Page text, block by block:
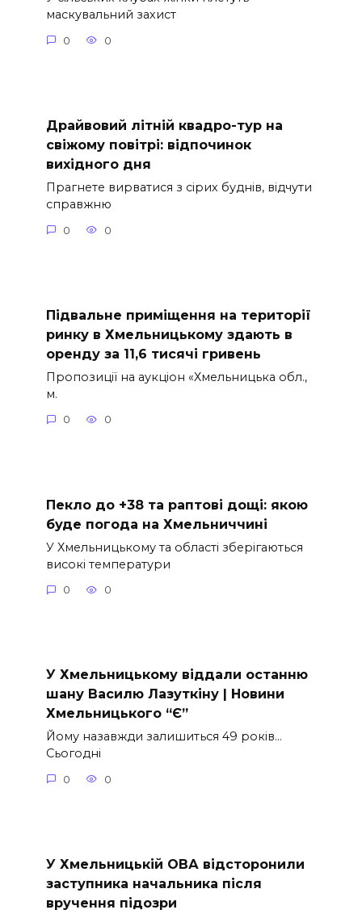
маскувальний захист
0 0
Драйвовий літній квадро-тур на
свіжому повітрі: відпочинок
вихідного дня
Прагнете вирватися з сірих буднів, відчути
справжню
0 0
Підвальне приміщення на території
ринку в Хмельницькому здають в
оренду за 11,6 тисячі гривень
Пропозиції на аукціон «Хмельницька обл.,
м.
0 0
Пекло до +38 та раптові дощі: якою
буде погода на Хмельниччині
У Хмельницькому та області зберігаються
високі температури
0 0
У Хмельницькому віддали останню
шану Василю Лазуткіну | Новини
Хмельницького “Є”
Йому назавжди залишиться 49 років…
Сьогодні
0 0
У Хмельницькій ОВА відсторонили
заступника начальника після
вручення підозри